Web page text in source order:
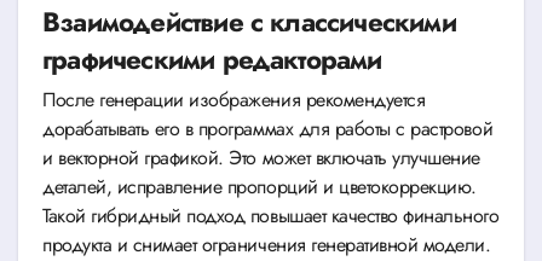
Взаимодействие с классическими
графическими редакторами
После генерации изображения рекомендуется
дорабатывать его в программах для работы с растровой
и векторной графикой. Это может включать улучшение
деталей, исправление пропорций и цветокоррекцию.
Такой гибридный подход повышает качество финального
продукта и снимает ограничения генеративной модели.